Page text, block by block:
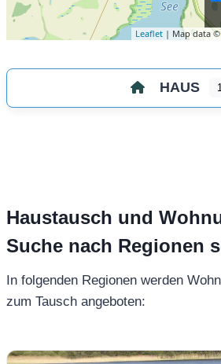
Leaflet | Map data
HAUS 1
Haustausch und
Suche nach Regionen
In folgenden Regionen werden
zum Tausch angeboten: